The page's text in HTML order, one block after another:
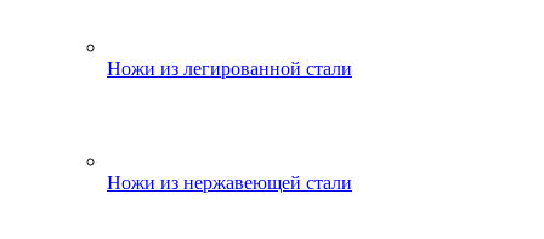
Ножи из легированной стали
Ножи из нержавеющей стали